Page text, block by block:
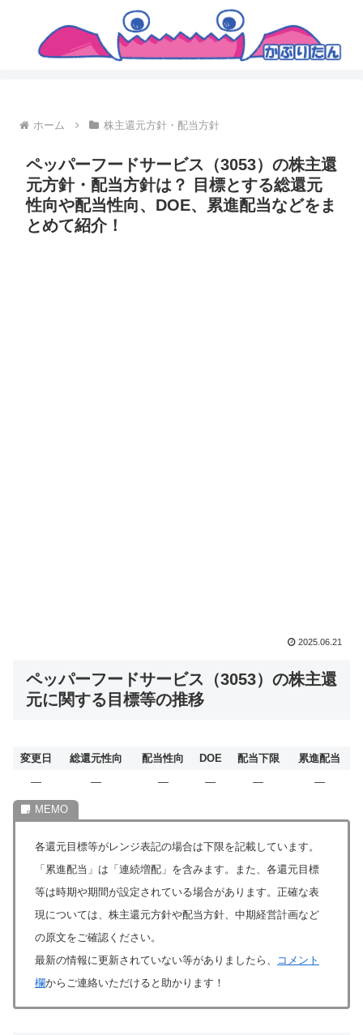
ホーム 株主還元方針・配当方針
ペッパーフードサービス（3053）の株主還
元方針・配当方針は？ 目標とする総還元
性向や配当性向、DOE、累進配当などをま
とめて紹介！
2025.06.21
ペッパーフードサービス（3053）の株主還
元に関する目標等の推移
変更日 総還元性向 配当性向 DOE 配当下限
累進配当
―
― ― ― ― ―
各還元目標等がレンジ表記の場合は下限を記載しています。
「累進配当」は「連続増配」を含みます。また、各還元目標
等は時期や期間が設定されている場合があります。正確な表
現については、株主還元方針や配当方針、中期経営計画など
の原文をご確認ください。
最新の情報に更新されていない等がありましたら、
コメント
欄からご連絡いただけると助かります！